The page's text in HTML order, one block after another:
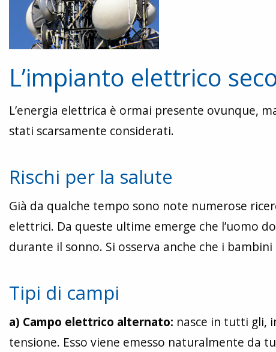
L’impianto elettrico
L’energia elettrica è ormai presente ovunque,
stati scarsamente considerati.
Rischi per la salute
Già da qualche tempo sono note numerose
elettrici. Da queste ultime emerge che l’uomo
durante il sonno. Si osserva anche che i
Tipi di campi
a) Campo elettrico alternato: nasce in tutti gli,
tensione. Esso viene emesso naturalmente da